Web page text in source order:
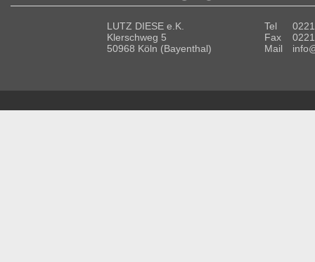
LUTZ DIESE e.K.
Klerschweg 5
50968 Köln (Bayenthal)
Tel
Fax
Mail